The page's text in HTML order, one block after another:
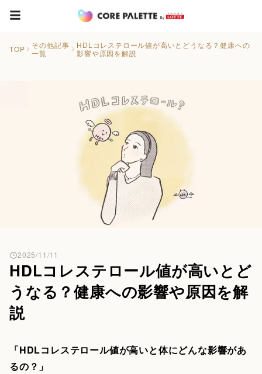
TOP
その他記事
一覧
HDLコレステロール値が高いとどうなる？健康への
影響や原因を解説
HDLコレステロール値が高いとど
うなる？健康への影響や原因を解
説
2025/11/11
「HDLコレステロール値が高いと体にどんな影響があ
るの？」